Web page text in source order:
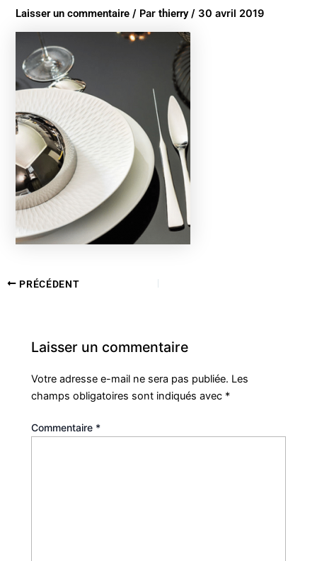
Laisser un commentaire / Parthierry/ 30 avril 2019
PRÉCÉDENT
Laisser un commentaire
Votre adresse e-mail ne sera pas publiée. Les
champs obligatoires sont indiqués avec *
Commentaire *